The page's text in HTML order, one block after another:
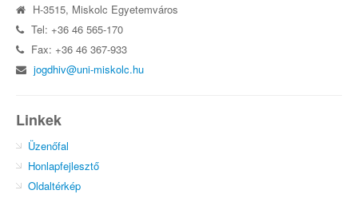
H-3515, Miskolc Egyetemváros
Tel: +36 46 565-170
Fax: +36 46 367-933
jogdhiv@uni-miskolc.hu
Linkek
Üzenőfal
Honlapfejlesztő
Oldaltérkép